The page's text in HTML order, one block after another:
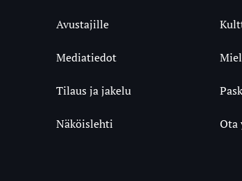
Avustajille
Mediatiedot
Tilaus ja jakelu
Näköislehti Ota